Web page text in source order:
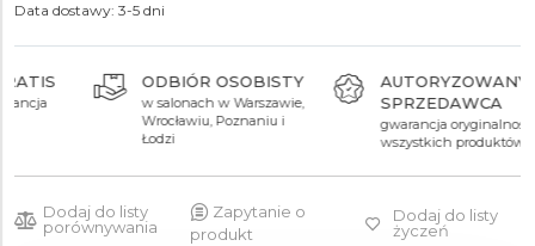
ZEGARKI.PL Posnania Poznań
Data dostawy: 3-5 dni
ODBIÓR OSOBISTY
w salonach w Warszawie,
Wrocławiu, Poznaniu i
AUTORYZOWANY
SPRZEDAWCA
gwarancja oryginalności
wszystkich produktów
Dodaj do listy
porównywania
Zapytanie o
produkt
Dodaj do listy
życzeń